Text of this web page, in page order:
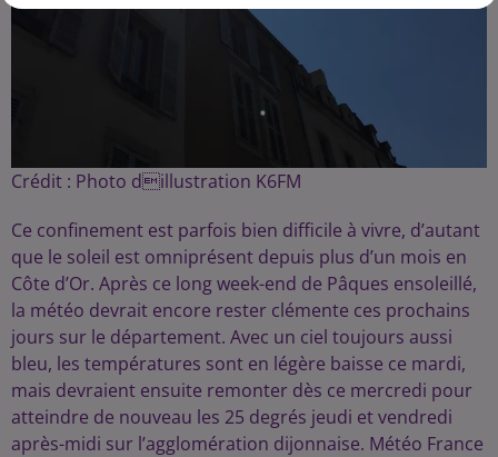
Crédit : Photo dillustration K6FM
Ce confinement est parfois bien difficile à vivre, d’autant
que le soleil est omniprésent depuis plus d’un mois en
Côte d’Or. Après ce long week-end de Pâques ensoleillé,
la météo devrait encore rester clémente ces prochains
jours sur le département. Avec un ciel toujours aussi
bleu, les températures sont en légère baisse ce mardi,
mais devraient ensuite remonter dès ce mercredi pour
atteindre de nouveau les 25 degrés jeudi et vendredi
après-midi sur l’agglomération dijonnaise. Météo France